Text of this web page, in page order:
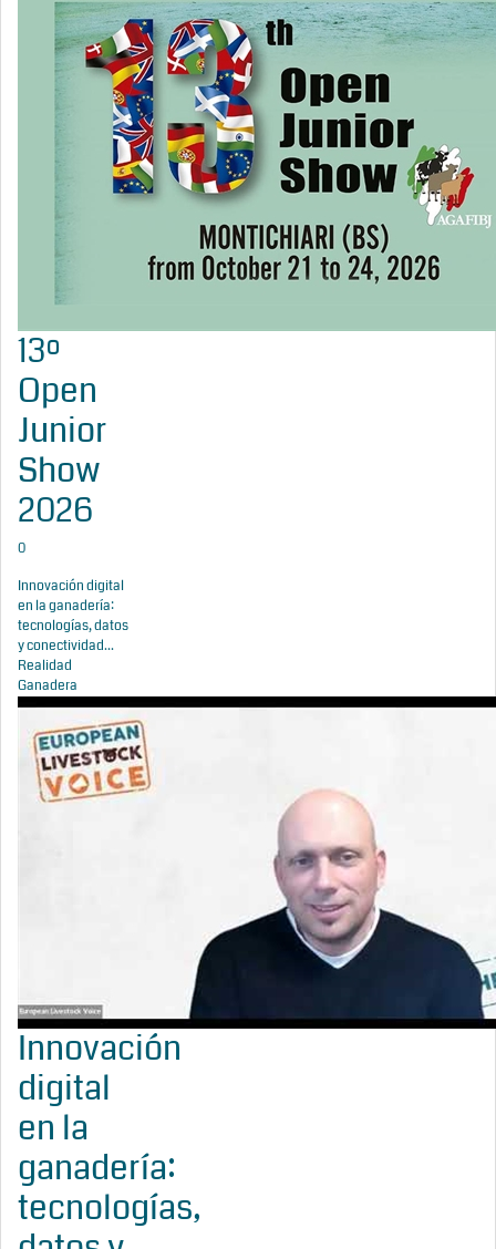
13º
Open
Junior
Show
2026
0
Innovación digital
en la ganadería:
tecnologías, datos
y conectividad...
Realidad
Ganadera
Innovación
digital
en la
ganadería:
tecnologías,